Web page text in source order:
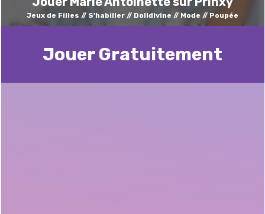
Jeux de Filles S'habiller Dolldivine Mode Poupée
Jouer Gratuitement